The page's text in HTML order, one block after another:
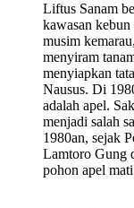
Liftus Sanam
kawasan
musim
menyiram
menyiapkan
Nausus. Di
adalah apel.
menjadi salah
1980an, sejak
Lamtoro Gung
pohon apel